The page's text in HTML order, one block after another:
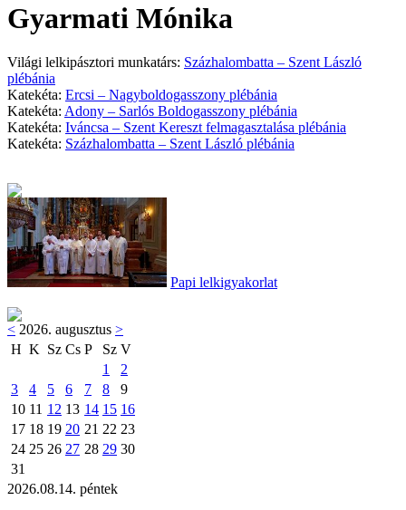
Gyarmati Mónika
Világi lelkipásztori munkatárs: Százhalombatta – Szent László
plébánia
Katekéta: Ercsi – Nagyboldogasszony plébánia
Katekéta: Adony – Sarlós Boldogasszony plébánia
Katekéta: Iváncsa – Szent Kereszt felmagasztalása plébánia
Katekéta: Százhalombatta – Szent László plébánia
Papi lelkigyakorlat
< 2026. augusztus >
H K Sz Cs P Sz V
1
2
3
4 5 6 7 8
9
10 11 12 13 14 15 16
17 18 19 20 21 22 23
24 25 26 27 28 29 30
31
2026.08.14. péntek